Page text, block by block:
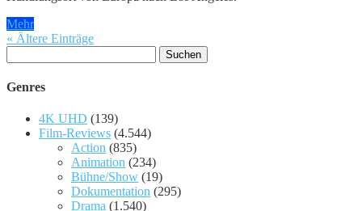
Mehr
« Ältere Einträge
nach:
Genres
4K UHD (139)
Film-Reviews (4.544)
Action (835)
Animation (234)
Bühne/Show (19)
Dokumentation (295)
Drama (1.540)